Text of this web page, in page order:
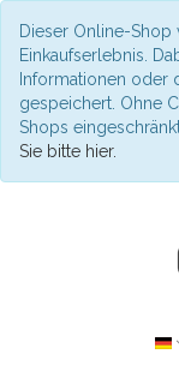
Dieser Online-
Einkaufserlebnis.
Informationen oder
gespeichert. Ohne
Shops
Sie bitte hier.